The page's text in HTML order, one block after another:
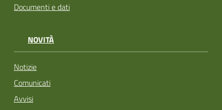
Documenti e dati
NOVITÀ
Notizie
Comunicati
Avvisi